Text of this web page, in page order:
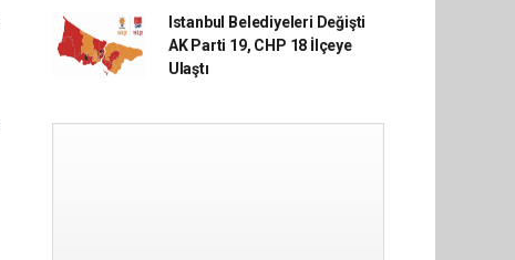
Istanbul Belediyeleri Değişti
AK Parti 19, CHP 18 İlçeye
Ulaştı